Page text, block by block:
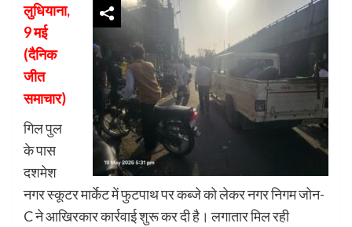
लुधियाना,
9 मई
(दैनिक
जीत
समाचार)
गिल पुल
के पास
दशमेश
नगर स्कूटर मार्केट में फुटपाथ पर कब्जे को लेकर नगर निगम जोन-
C ने आखिरकार कार्रवाई शुरू कर दी है। लगातार मिल रही